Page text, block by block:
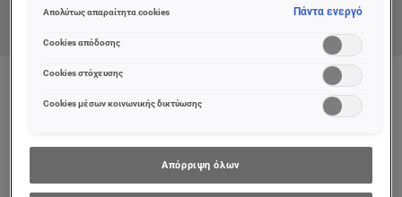
διαδικτυακές προτάσεις. Μπορείτε να αποδεχθείτε cookies τα
(«Απόρριψη όλων») ή να ρυθμίσετε και να αποθηκεύσετε τις
επιλογές σας («Αποθήκευση επιλογών»). Μπορείτε επίσης, ανά
πάσα στιγμή, να ελέγξετε και να ρυθμίσετε εκ νέου τις επιλογές
Περισσότερες πληροφορίες μπορείτε να βρείτε στην
Απολύτως απαραίτητα cookies Πάντα ενεργό
Cookies απόδοσης
Cookies στόχευσης
Cookies μέσων κοινωνικής δικτύωσης
Απόρριψη όλων